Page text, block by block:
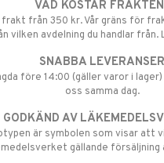
VAD KOSTAR
från 350 kr. Vår gräns för
vilken avdelning du handlar från.
SNABBA LEVERANSER
före 14:00 (gäller varor i
oss samma dag.
GODKÄND AV
är symbolen som visar att
gällande försäljning